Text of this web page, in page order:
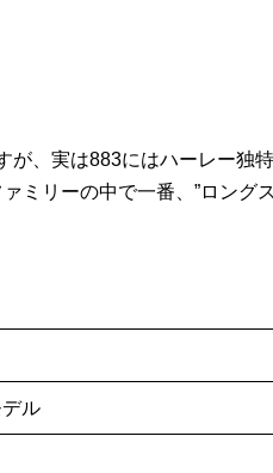
が、実は883にはハーレー独
ミリーの中で一番、”ロング
ル